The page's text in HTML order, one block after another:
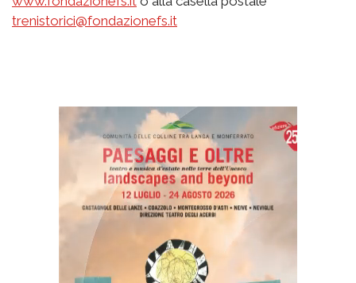
trenistorici@fondazionefs.it